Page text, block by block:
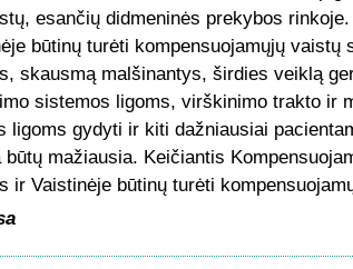
esančių didmeninės prekybos
būtinų turėti kompensuojamųjų vaistų
skausmą malšinantys, širdies veiklą
sistemos ligoms, virškinimo trakto ir
ligoms gydyti ir kiti dažniausiai
mažiausia. Keičiantis
ir Vaistinėje būtinų turėti